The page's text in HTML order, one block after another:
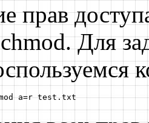
прав
chmod. Для
a=r test.txt